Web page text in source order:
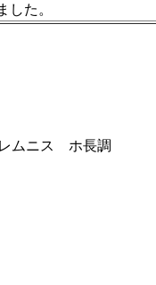
た。
ムニス ホ長調